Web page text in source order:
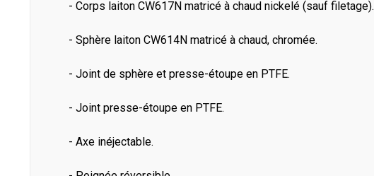
- Corps laiton CW617N matricé à chaud nickelé (sauf filetage).
- Sphère laiton CW614N matricé à chaud, chromée.
- Joint de sphère et presse-étoupe en PTFE.
- Joint presse-étoupe en PTFE.
- Axe inéjectable.